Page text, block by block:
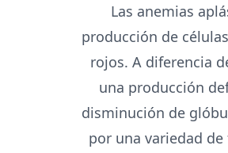
Las anemias
producción de
rojos. A diferencia
una producción
disminución de
por una variedad